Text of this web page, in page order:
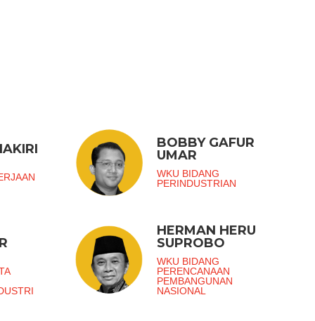
BOBBY GAFUR
UMAR
WKU BIDANG
PERINDUSTRIAN
HERMAN HERU
SUPROBO
WKU BIDANG
PERENCANAAN
PEMBANGUNAN
NASIONAL